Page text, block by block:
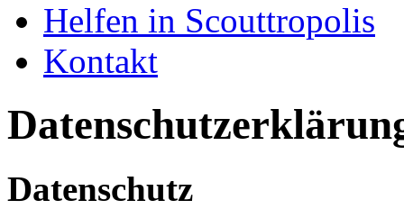
Helfen in Scouttropolis
Kontakt
Datenschutz